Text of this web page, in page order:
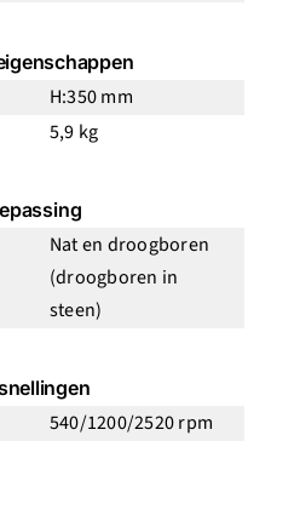
H:350 mm
5,9 kg
Nat en droogboren
(droogboren in
steen)
540/1200/2520 rpm